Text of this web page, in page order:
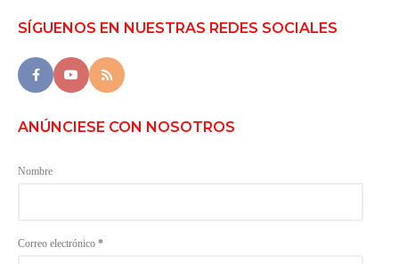
SÍGUENOS EN NUESTRAS REDES SOCIALES
ANÚNCIESE CON NOSOTROS
Nombre
Correo electrónico *